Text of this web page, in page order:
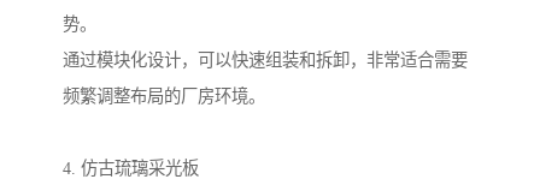
势。
通过模块化设计，可以快速组装和拆卸，非常适合需要
频繁调整布局的厂房环境。
4. 仿古琉璃采光板